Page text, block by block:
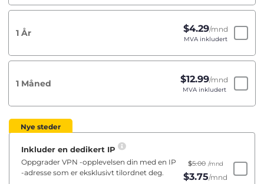
1 År $4.29/mnd
MVA inkludert
1 Måned $12.99/mnd
MVA inkludert
Nye steder
Inkluder en dedikert IP
Oppgrader VPN -opplevelsen din med en IP
-adresse som er eksklusivt tilordnet deg.
$5.00 /mnd
$3.75/mnd